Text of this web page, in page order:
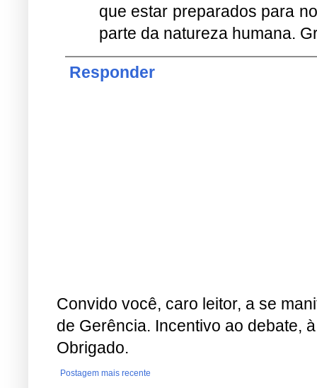
que estar preparados para
parte da natureza humana.
Responder
Convido você, caro leitor, a se
de Gerência. Incentivo ao debate,
Obrigado.
Postagem mais recente